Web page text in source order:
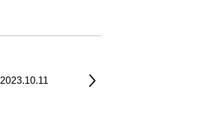
2023.10.11